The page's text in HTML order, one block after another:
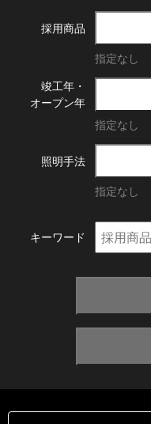
採用商品
指定なし
竣工年・
オープン年
指定なし
照明手法
指定なし
キーワード